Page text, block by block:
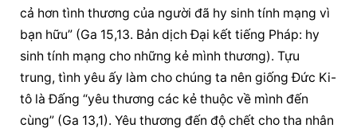
cả hơn tình thương của người đã hy sinh tính mạng vì
bạn hữu” (Ga 15,13. Bản dịch Đại kết tiếng Pháp: hy
sinh tính mạng cho những kẻ mình thương). Tựu
trung, tình yêu ấy làm cho chúng ta nên giống Đức Ki-
tô là Đấng “yêu thương các kẻ thuộc về mình đến
cùng” (Ga 13,1). Yêu thương đến độ chết cho tha nhân